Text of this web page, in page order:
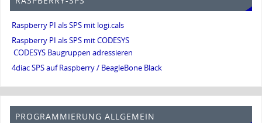
Raspberry PI als SPS mit logi.cals
Raspberry PI als SPS mit CODESYS
CODESYS Baugruppen adressieren
4diac SPS auf Raspberry / BeagleBone Black
PROGRAMMIERUNG ALLGEMEIN